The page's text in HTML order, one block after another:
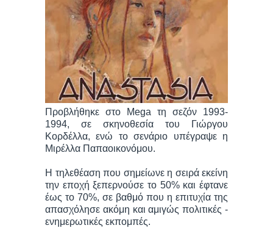
Προβλήθηκε στο Mega τη σεζόν 1993-
1994, σε σκηνοθεσία του Γιώργου
Κορδέλλα, ενώ το σενάριο υπέγραψε η
Μιρέλλα Παπαοικονόμου.
Η τηλεθέαση που σημείωνε η σειρά εκείνη
την εποχή ξεπερνούσε το 50% και έφτανε
έως το 70%, σε βαθμό που η επιτυχία της
απασχόλησε ακόμη και αμιγώς πολιτικές -
ενημερωτικές εκπομπές.